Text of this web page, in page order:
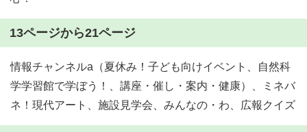
13ページから21ページ
情報チャンネルa（夏休み！子ども向けイベント、自然科
学学習館で学ぼう！、講座・催し・案内・健康）、ミネバ
ネ！現代アート、施設見学会、みんなの・わ、広報クイズ